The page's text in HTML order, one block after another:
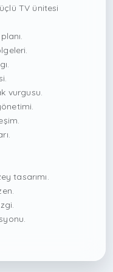
TV ünitesi
vurgusu.
tasarımı.